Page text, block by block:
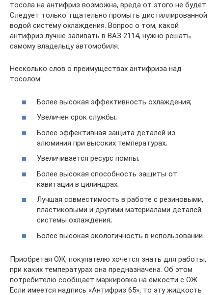
тосола на антифриз возможна, вреда от этого не будет.
Следует только тщательно промыть дистиллированной
водой систему охлаждения. Вопрос о том, какой
антифриз лучше заливать в ВАЗ 2114, нужно решать
самому владельцу автомобиля.
Несколько слов о преимуществах антифриза над
тосолом:
Более высокая эффективность охлаждения;
Увеличен срок службы;
Более эффективная защита деталей из
алюминия при высоких температурах;
Увеличивается ресурс помпы;
Более высокая способность защиты от
кавитации в цилиндрах;
Лучшая совместимость в работе с резиновыми,
пластиковыми и другими материалами деталей
системы охлаждения;
Более высокая экологичность в использовании.
Приобретая ОЖ, покупателю хочется знать для работы,
при каких температурах она предназначена. Об этом
потребителю сообщает маркировка на ёмкости с ОЖ.
Если имеется надпись «Антифриз 65», то эту жидкость